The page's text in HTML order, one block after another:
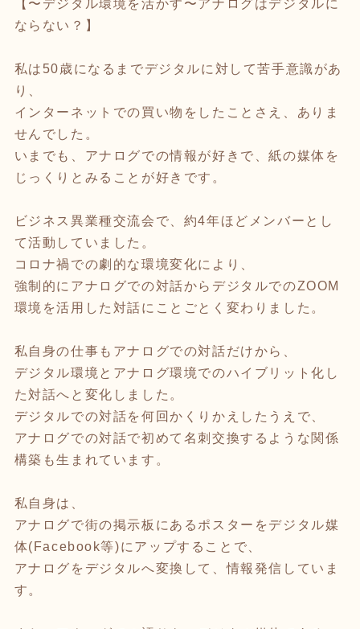
【〜デジタル環境を活かす〜アナログはデジタルに
ならない？】
私は50歳になるまでデジタルに対して苦手意識があ
り、
インターネットでの買い物をしたことさえ、ありま
せんでした。
いまでも、アナログでの情報が好きで、紙の媒体を
じっくりとみることが好きです。
ビジネス異業種交流会で、約4年ほどメンバーとし
て活動していました。
コロナ禍での劇的な環境変化により、
強制的にアナログでの対話からデジタルでのZOOM
環境を活用した対話にことごとく変わりました。
私自身の仕事もアナログでの対話だけから、
デジタル環境とアナログ環境でのハイブリット化し
た対話へと変化しました。
デジタルでの対話を何回かくりかえしたうえで、
アナログでの対話で初めて名刺交換するような関係
構築も生まれています。
私自身は、
アナログで街の掲示板にあるポスターをデジタル媒
体(Facebook等)にアップすることで、
アナログをデジタルへ変換して、情報発信していま
す。